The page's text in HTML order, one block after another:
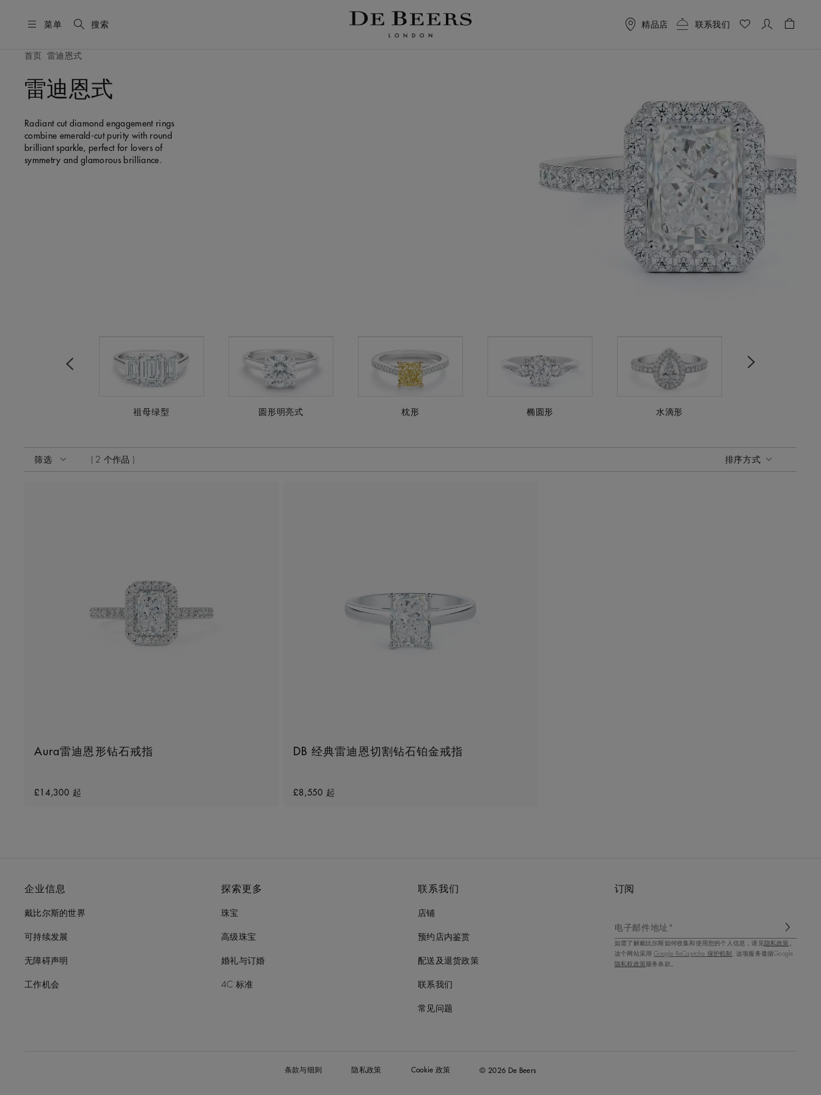
菜单 搜索 精品店 联系我们
首页 雷迪恩式
雷迪恩式
Radiant cut diamond engagement rings
combine emerald-cut purity with round
brilliant sparkle, perfect for lovers of
symmetry and glamorous brilliance.
祖母绿型 圆形明亮式 枕形 椭圆形 水滴形
筛选 2 个作品 排序方式
排序方式
Aura雷迪恩形钻石戒指
£14,300 起
DB 经典雷迪恩切割钻石铂金戒指
£8,550 起
企业信息
戴比尔斯的世界
可持续发展
无障碍声明
工作机会
探索更多
珠宝
高级珠宝
婚礼与订婚
4C 标准
联系我们
店铺
预约店内鉴赏
配送及退货政策
联系我们
常见问题
订阅
电子邮件地址*
如需了解戴比尔斯如何收集和使用您的个人信息，请见隐私政策 。
这个网站采用Google ReCaptcha 保护机制 , 这项服务遵循Google
隐私权政策 服务条款。
条款与细则 隐私政策 Cookie 政策 © 2026 De Beers